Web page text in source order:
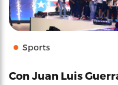
Sports
Con Juan Luis